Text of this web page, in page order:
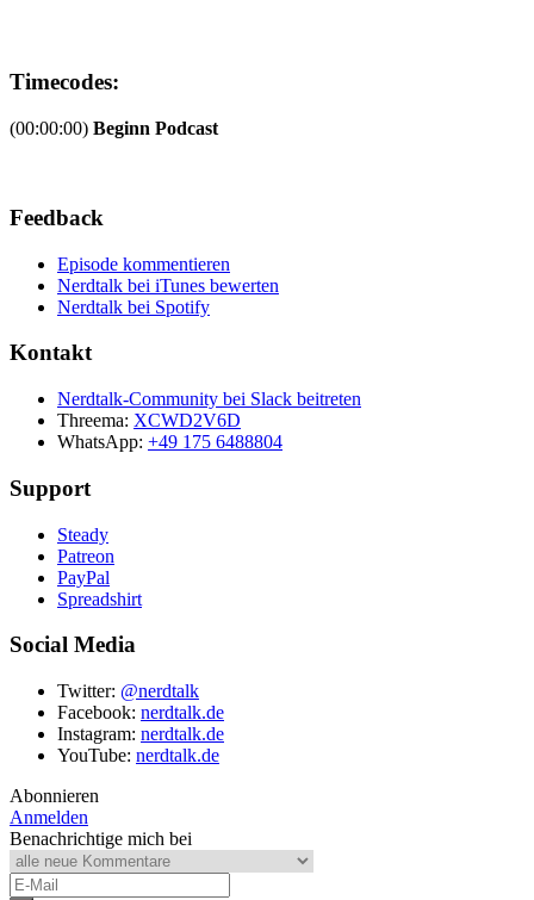
Timecodes:
(00:00:00) Beginn Podcast
Feedback
Episode kommentieren
Nerdtalk bei iTunes bewerten
Nerdtalk bei Spotify
Kontakt
Nerdtalk-Community bei Slack beitreten
Threema: XCWD2V6D
WhatsApp: +49 175 6488804
Support
Steady
Patreon
PayPal
Spreadshirt
Social Media
Twitter: @nerdtalk
Facebook: nerdtalk.de
Instagram: nerdtalk.de
YouTube: nerdtalk.de
Abonnieren
Anmelden
Benachrichtige mich bei